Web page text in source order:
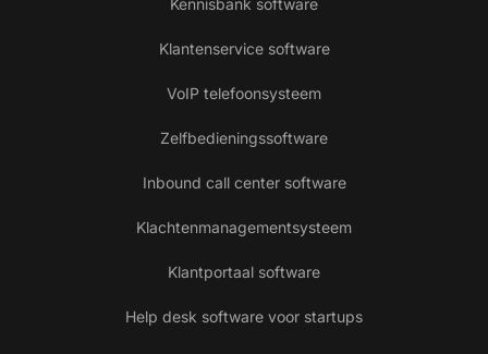
Kennisbank software
Klantenservice software
VoIP telefoonsysteem
Zelfbedieningssoftware
Inbound call center software
Klachtenmanagementsysteem
Klantportaal software
Help desk software voor startups